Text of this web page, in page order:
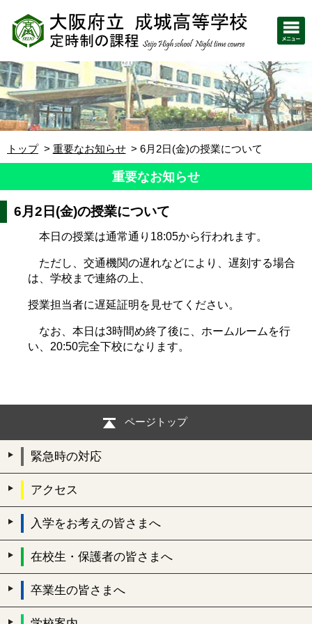
トップ 重要なお知らせ 6月2日(金)の授業について
重要なお知らせ
6月2日(金)の授業について
本日の授業は通常通り18:05から行われます。
ただし、交通機関の遅れなどにより、遅刻する場合
は、学校まで連絡の上、
授業担当者に遅延証明を見せてください。
なお、本日は3時間め終了後に、ホームルームを行
い、20:50完全下校になります。
ページトップ
緊急時の対応
アクセス
入学をお考えの皆さまへ
在校生・保護者の皆さまへ
卒業生の皆さまへ